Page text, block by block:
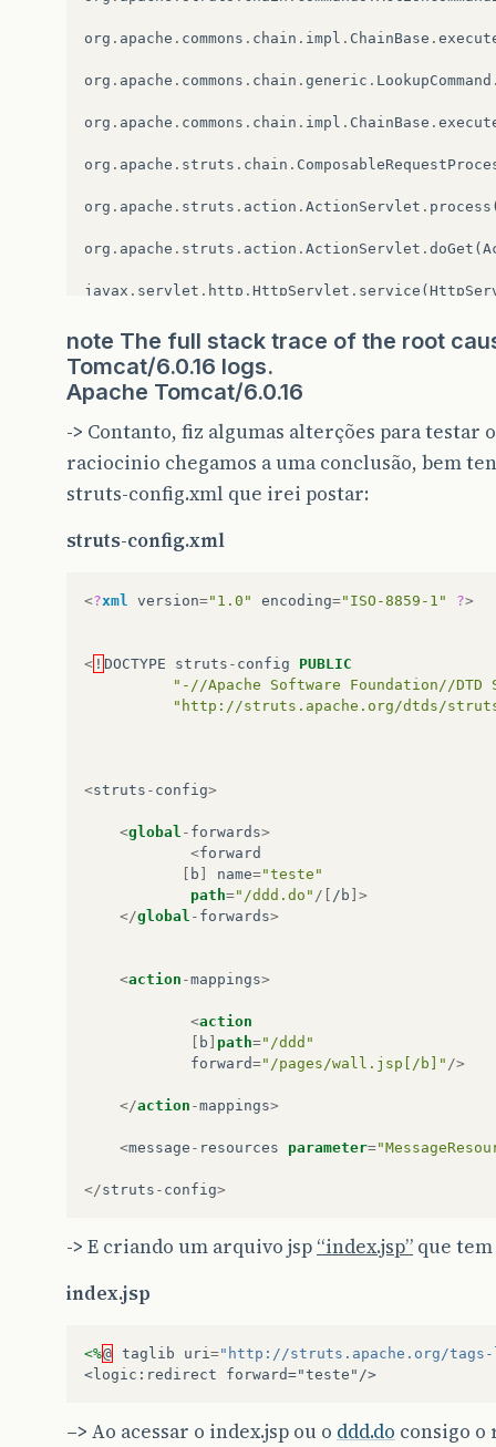
org . apache . commons . chain . impl . ChainBase .
org . apache . commons . chain . generic . LookupCommand
org . apache . commons . chain . impl . ChainBase .
org . apache . struts . chain .
org . apache . struts . action . ActionServlet . process
org . apache . struts . action . ActionServlet . doGet (
javax . servlet . http . HttpServlet . service (
javax.servlet. http HttpServlet . service
note The full stack trace of the root
Tomcat/6.0.16 logs.
Apache Tomcat/6.0.16
-> Contanto, fiz algumas alterções para testar
raciocinio chegamos a uma conclusão, bem
struts-config.xml que irei postar:
struts-config.xml
<?xml version="1.0" encoding="ISO-8859-1" ?>
< ! DOCTYPE struts - config
PUBLIC
"-//Apache Software Foundation//
"http://struts.apache.org/dtds/
<struts - config>
<global - forwards>
<forward
b name="teste"
path="/ddd.do" /[ /b ]>
</global - forwards>
<action -mappings>
<action
b path="/ddd"
forward="/pages/wall.jsp[/b]" />
</action -mappings>
<message - resources parameter=
</struts - config>
-> E criando um arquivo jsp “index.jsp” que
index.jsp
<%@ taglib uri ="http://struts.apache.org/
<logic:redirect forward="teste"/>
–> Ao acessar o index.jsp ou o ddd.do consigo o